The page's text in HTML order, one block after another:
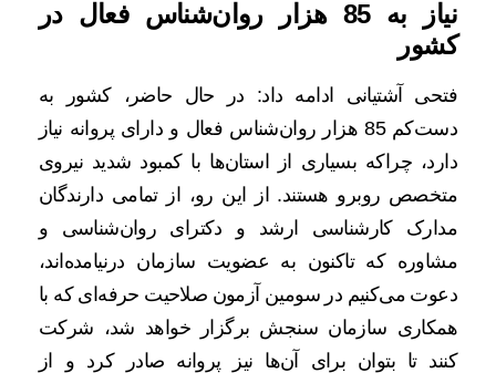
نیاز به 85 هزار روان‌شناس فعال در
کشور
فتحی آشتیانی ادامه داد: در حال حاضر، کشور به
دست‌کم 85 هزار روان‌شناس فعال و دارای پروانه نیاز
دارد، چراکه بسیاری از استان‌ها با کمبود شدید نیروی
متخصص روبرو هستند. از این رو، از تمامی دارندگان
مدارک کارشناسی ارشد و دکترای روان‌شناسی و
مشاوره که تاکنون به عضویت سازمان درنیامده‌اند،
دعوت می‌کنیم در سومین آزمون صلاحیت حرفه‌ای که با
همکاری سازمان سنجش برگزار خواهد شد، شرکت
کنند تا بتوان برای آن‌ها نیز پروانه صادر کرد و از